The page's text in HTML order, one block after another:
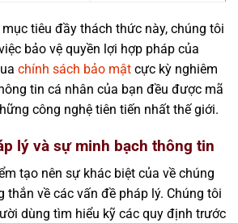
tiêu đầy thách thức này, chúng tôi
bảo vệ quyền lợi hợp pháp của
chính sách bảo mật cực kỳ nghiêm
tin cá nhân của bạn đều được mã
công nghệ tiên tiến nhất thế giới.
lý và sự minh bạch thông tin
tạo nên sự khác biệt của về chúng
thắn về các vấn đề pháp lý. Chúng tôi
dùng tìm hiểu kỹ các quy định trước